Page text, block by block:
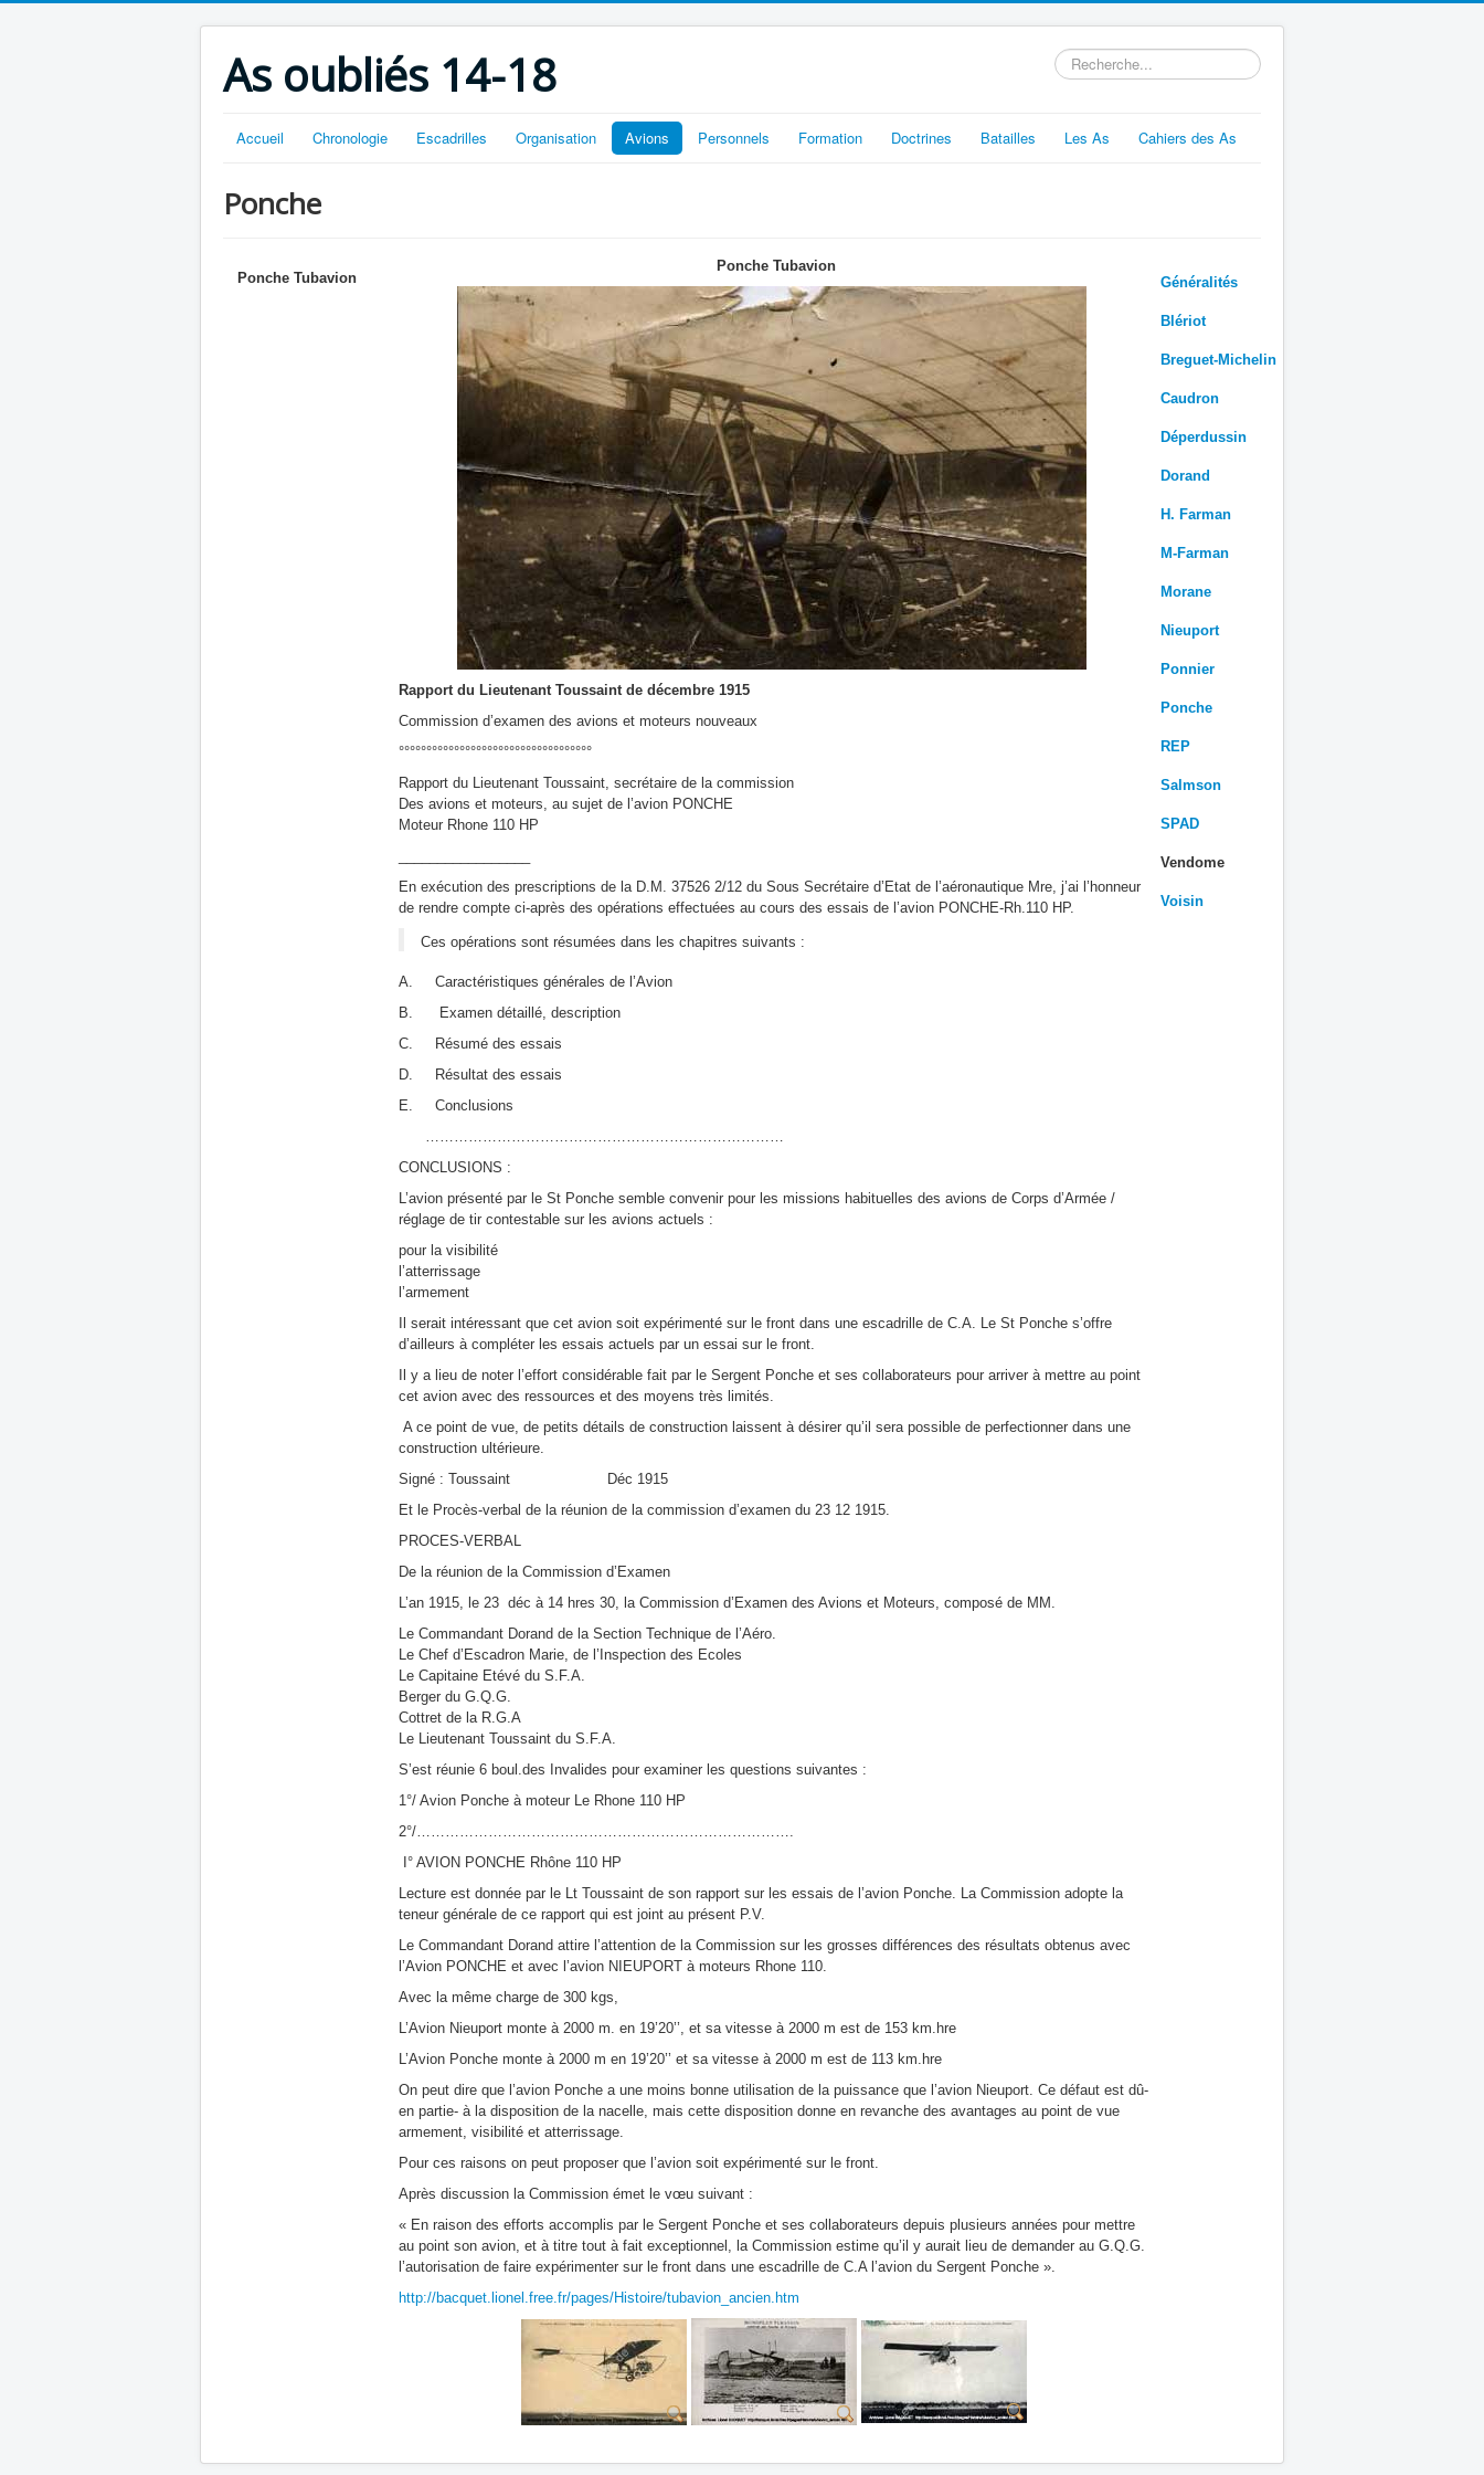
As oubliés 14-18 Rechercher
Accueil Chronologie Escadrilles Organisation Avions Personnels Formation Doctrines Batailles Les As Cahiers des As
Ponche
Ponche Tubavion
Ponche Tubavion
Rapport du Lieutenant Toussaint de décembre 1915
Commission d’examen des avions et moteurs nouveaux
°°°°°°°°°°°°°°°°°°°°°°°°°°°°°°°°°°°
Rapport du Lieutenant Toussaint, secrétaire de la commission
Des avions et moteurs, au sujet de l’avion PONCHE
Moteur Rhone 110 HP
En exécution des prescriptions de la D.M. 37526 2/12 du Sous Secrétaire d’Etat de l’aéronautique Mre, j’ai l’honneur
de rendre compte ci-après des opérations effectuées au cours des essais de l’avion PONCHE-Rh.110 HP.
Ces opérations sont résumées dans les chapitres suivants :
A. Caractéristiques générales de l’Avion
B. Examen détaillé, description
C. Résumé des essais
D. Résultat des essais
E. Conclusions
…………………………………………………………………
CONCLUSIONS :
L’avion présenté par le St Ponche semble convenir pour les missions habituelles des avions de Corps d’Armée /
réglage de tir contestable sur les avions actuels :
pour la visibilité
l’atterrissage
l’armement
Il serait intéressant que cet avion soit expérimenté sur le front dans une escadrille de C.A. Le St Ponche s’offre
d’ailleurs à compléter les essais actuels par un essai sur le front.
Il y a lieu de noter l’effort considérable fait par le Sergent Ponche et ses collaborateurs pour arriver à mettre au point
cet avion avec des ressources et des moyens très limités.
A ce point de vue, de petits détails de construction laissent à désirer qu’il sera possible de perfectionner dans une
construction ultérieure.
Signé : Toussaint Déc 1915
Et le Procès-verbal de la réunion de la commission d’examen du 23 12 1915.
PROCES-VERBAL
De la réunion de la Commission d’Examen
L’an 1915, le 23 déc à 14 hres 30, la Commission d’Examen des Avions et Moteurs, composé de MM.
Le Commandant Dorand de la Section Technique de l’Aéro.
Le Chef d’Escadron Marie, de l’Inspection des Ecoles
Le Capitaine Etévé du S.F.A.
Berger du G.Q.G.
Cottret de la R.G.A
Le Lieutenant Toussaint du S.F.A.
S’est réunie 6 boul.des Invalides pour examiner les questions suivantes :
1°/ Avion Ponche à moteur Le Rhone 110 HP
2°/…………………………………………………………………….
I° AVION PONCHE Rhône 110 HP
Lecture est donnée par le Lt Toussaint de son rapport sur les essais de l’avion Ponche. La Commission adopte la
teneur générale de ce rapport qui est joint au présent P.V.
Le Commandant Dorand attire l’attention de la Commission sur les grosses différences des résultats obtenus avec
l’Avion PONCHE et avec l’avion NIEUPORT à moteurs Rhone 110.
Avec la même charge de 300 kgs,
L’Avion Nieuport monte à 2000 m. en 19’20’’, et sa vitesse à 2000 m est de 153 km.hre
L’Avion Ponche monte à 2000 m en 19’20’’ et sa vitesse à 2000 m est de 113 km.hre
On peut dire que l’avion Ponche a une moins bonne utilisation de la puissance que l’avion Nieuport. Ce défaut est dû-
en partie- à la disposition de la nacelle, mais cette disposition donne en revanche des avantages au point de vue
armement, visibilité et atterrissage.
Pour ces raisons on peut proposer que l’avion soit expérimenté sur le front.
Après discussion la Commission émet le vœu suivant :
« En raison des efforts accomplis par le Sergent Ponche et ses collaborateurs depuis plusieurs années pour mettre
au point son avion, et à titre tout à fait exceptionnel, la Commission estime qu’il y aurait lieu de demander au G.Q.G.
l’autorisation de faire expérimenter sur le front dans une escadrille de C.A l’avion du Sergent Ponche ».
http://bacquet.lionel.free.fr/pages/Histoire/tubavion_ancien.htm
Généralités
Blériot
Breguet-Michelin
Caudron
Déperdussin
Dorand
H. Farman
M-Farman
Morane
Nieuport
Ponnier
Ponche
REP
Salmson
SPAD
Vendome
Voisin